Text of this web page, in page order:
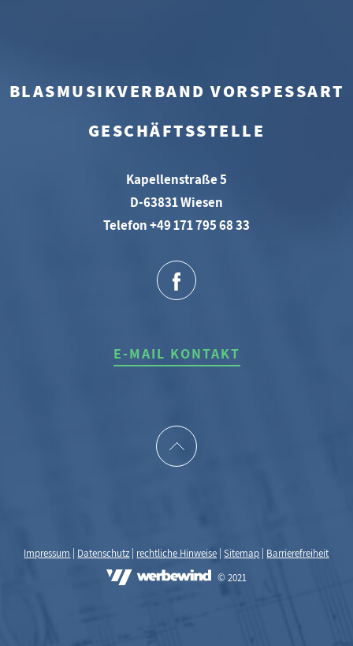
BLASMUSIKVERBAND VORSPESSART
GESCHÄFTSSTELLE
Kapellenstraße 5
D-63831 Wiesen
Telefon +49 171 795 68 33
E-MAIL KONTAKT
Impressum Datenschutz rechtliche Hinweise |Sitemap Barrierefreiheit
© 2021